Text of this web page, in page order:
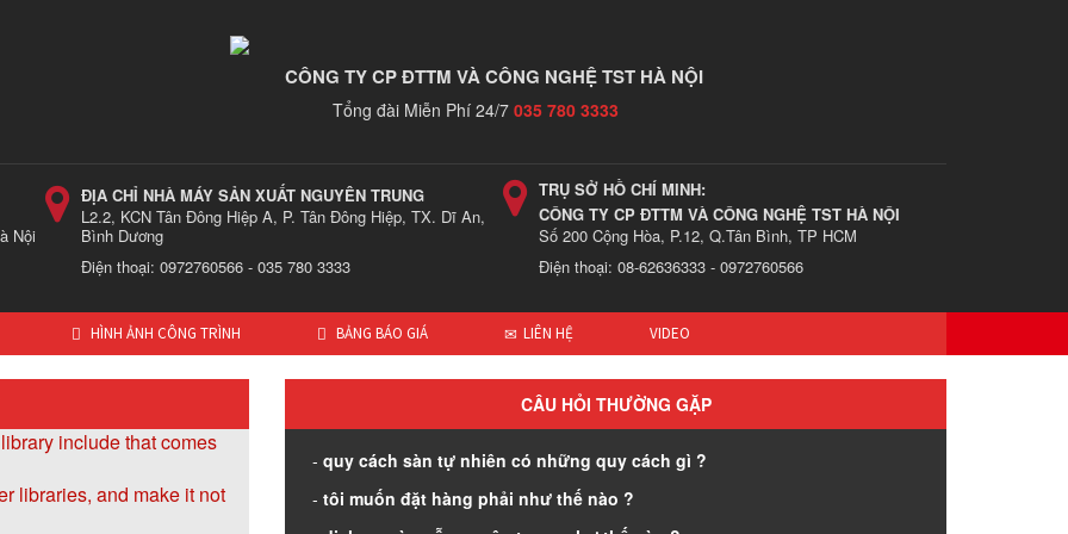
CÔNG TY CP ĐTTM VÀ CÔNG NGHỆ TST HÀ NỘI
Tổng đài Miễn Phí 24/7 035 780 3333
Nội
ĐỊA CHỈ NHÀ MÁY SẢN XUẤT NGUYÊN TRUNG
L2.2, KCN Tân Đông Hiệp A, P. Tân Đông Hiệp, TX. Dĩ An,
Bình Dương
Điện thoại: 0972760566 - 035 780 3333
TRỤ SỞ HỒ CHÍ MINH:
CÔNG TY CP ĐTTM VÀ CÔNG NGHỆ TST HÀ NỘI
Số 200 Cộng Hòa, P.12, Q.Tân Bình, TP HCM
Điện thoại: 08-62636333 - 0972760566
HÌNH ẢNH CÔNG TRÌNH BẢNG BÁO GIÁ LIÊN HỆ VIDEO
include that comes
libraries, and make it not
CÂU HỎI THƯỜNG GẶP
quy cách sàn tự nhiên có những quy cách gì ?
tôi muốn đặt hàng phải như thế nào ?